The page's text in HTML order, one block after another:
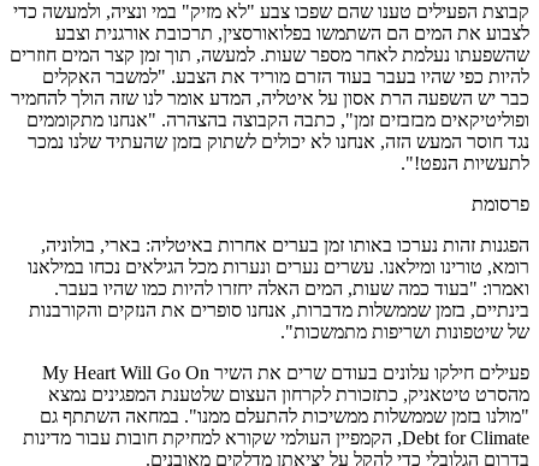
קבוצת הפעילים טענו שהם שפכו צבע "לא מזיק" במי ונציה, ולמעשה כדי
לצבוע את המים הם השתמשו בפלואורסצין, תרכובת אורגנית וצבע
שהשפעתו נעלמת לאחר מספר שעות. למעשה, תוך זמן קצר המים חוזרים
להיות כפי שהיו בעבר בעוד הזרם מוריד את הצבע. "למשבר האקלים
כבר יש השפעה הרת אסון על איטליה, המדע אומר לנו שזה הולך להחמיר
ופוליטיקאים מבזבזים זמן", כתבה הקבוצה בהצהרה. "אנחנו מתקוממים
נגד חוסר המעש הזה, אנחנו לא יכולים לשתוק בזמן שהעתיד שלנו נמכר
לתעשיות הנפט!".
פרסומת
הפגנות זהות נערכו באותו זמן בערים אחרות באיטליה: בארי, בולוניה,
רומא, טורינו ומילאנו. עשרים נערים ונערות מכל הגילאים נכחו במילאנו
ואמרו: "בעוד כמה שעות, המים האלה יחזרו להיות כמו שהיו בעבר.
בינתיים, בזמן שממשלות מדברות, אנחנו סופרים את הנזקים והקורבנות
של שיטפונות ושריפות מתמשכות".
פעילים חילקו עלונים בעודם שרים את השיר My Heart Will Go On
מהסרט טיטאניק, כתזכורת לקרחון העצום שלטענת המפגינים נמצא
"מולנו בזמן שממשלות ממשיכות להתעלם ממנו". במחאה השתתף גם
Debt for Climate, הקמפיין העולמי שקורא למחיקת חובות עבור מדינות
בדרום הגלובלי כדי להקל על יציאתן מדלקים מאובנים.